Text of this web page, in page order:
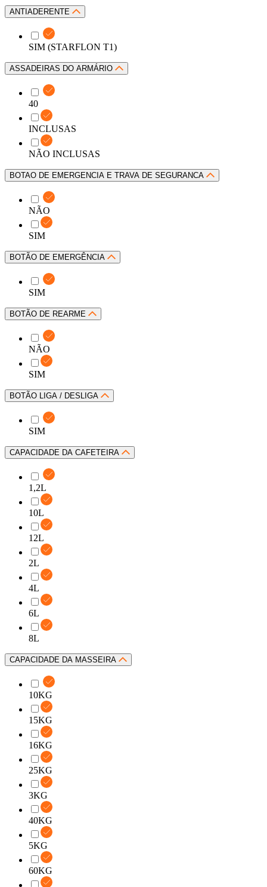
ANTIADERENTE
SIM (STARFLON T1)
ASSADEIRAS DO ARMÁRIO
40
INCLUSAS
NÃO INCLUSAS
BOTAO DE EMERGENCIA E TRAVA DE SEGURANCA
NÃO
SIM
BOTÃO DE EMERGÊNCIA
SIM
BOTÃO DE REARME
NÃO
SIM
BOTÃO LIGA / DESLIGA
SIM
CAPACIDADE DA CAFETEIRA
1,2L
10L
12L
2L
4L
6L
8L
CAPACIDADE DA MASSEIRA
10KG
15KG
16KG
25KG
3KG
40KG
5KG
60KG